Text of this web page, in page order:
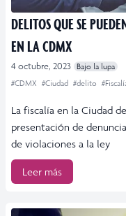
DELITOS QUE SE
EN LA CDMX
4 octubre, 2023 Bajo la lupa
#CDMX #Ciudad #delito
La fiscalía en la Ciudad
presentación de
de violaciones a la ley
Leer más